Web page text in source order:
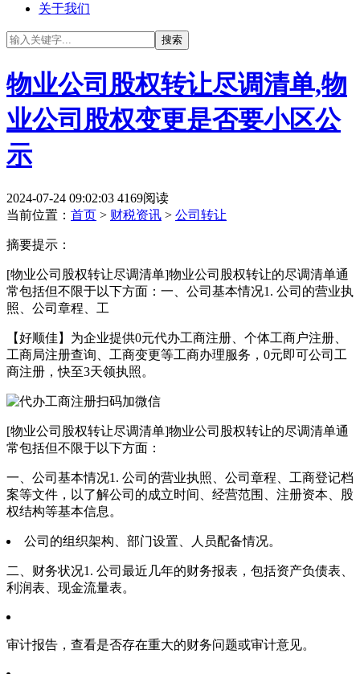
关于我们
物业公司股权转让尽调清单,物
业公司股权变更是否要小区公
示
2024-07-24 09:02:03 4169阅读
当前位置： 首页 > 财税资讯 > 公司转让
摘要提示：
[物业公司股权转让尽调清单]物业公司股权转让的尽调清单通
常包括但不限于以下方面：一、公司基本情况1. 公司的营业执
照、公司章程、工
【好顺佳】为企业提供0元代办工商注册、个体工商户注册、
工商局注册查询、工商变更等工商办理服务，0元即可公司工
商注册，快至3天领执照。
[物业公司股权转让尽调清单]物业公司股权转让的尽调清单通
常包括但不限于以下方面：
一、公司基本情况1. 公司的营业执照、公司章程、工商登记档
案等文件，以了解公司的成立时间、经营范围、注册资本、股
权结构等基本信息。
公司的组织架构、部门设置、人员配备情况。
二、财务状况1. 公司最近几年的财务报表，包括资产负债表、
利润表、现金流量表。
审计报告，查看是否存在重大的财务问题或审计意见。